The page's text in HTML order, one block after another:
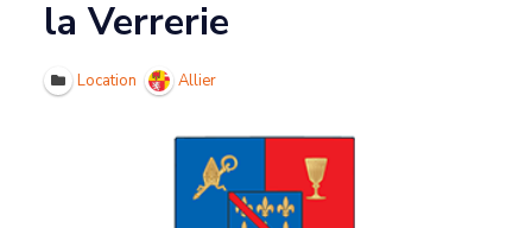
la Verrerie
Location Allier